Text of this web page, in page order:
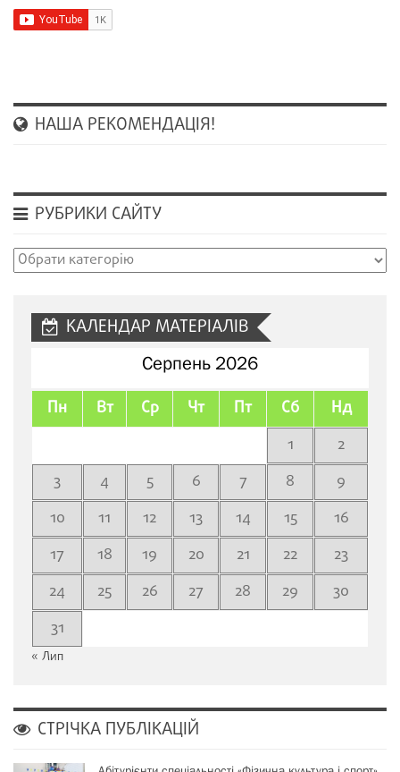
НАША РЕКОМЕНДАЦІЯ!
РУБРИКИ САЙТУ
Рубрики
КАЛЕНДАР МАТЕРІАЛІВ
Серпень 2026
Пн Вт Ср Чт Пт Сб Нд
1
2
3
4 5 6 7 8
9
10
11 12 13 14 15
16
17
18 19 20 21 22
23
24
25 26 27 28 29
30
31
« Лип
СТРІЧКА ПУБЛІКАЦІЙ